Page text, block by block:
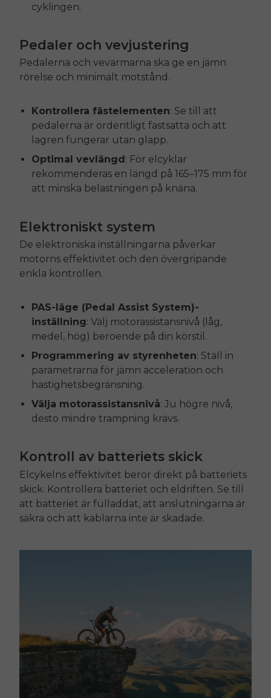
cyklingen.
Pedaler och vevjustering
Pedalerna och vevarmarna ska ge en jämn
rörelse och minimalt motstånd.
Kontrollera fästelementen: Se till att
pedalerna är ordentligt fastsatta och att
lagren fungerar utan glapp.
Optimal vevlängd : För elcyklar
rekommenderas en längd på 165–175 mm för
att minska belastningen på knäna.
Elektroniskt system
De elektroniska inställningarna påverkar
motorns effektivitet och den övergripande
enkla kontrollen.
PAS-läge (Pedal Assist System)-
inställning: Välj motorassistansnivå (låg,
medel, hög) beroende på din körstil.
Programmering av styrenheten: Ställ in
parametrarna för jämn acceleration och
hastighetsbegränsning.
Välja motorassistansnivå: Ju högre nivå,
desto mindre trampning krävs.
Kontroll av batteriets skick
Elcykelns effektivitet beror direkt på batteriets
skick. Kontrollera batteriet och eldriften. Se till
att batteriet är fulladdat, att anslutningarna är
säkra och att kablarna inte är skadade.
E26 3.0 Pro Is Here
SIGN UP NOW
Send me news and special offers. I can unsubscribe at